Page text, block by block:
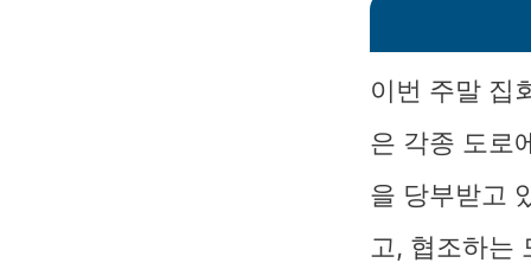
이번 주말 집
은 각종 도로
을 당부받고
고, 협조하는